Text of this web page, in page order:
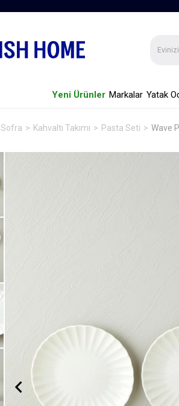
Yeni Ürünler Markalar Yatak
Sofra Kahvaltı Takımı Pasta Seti Wave